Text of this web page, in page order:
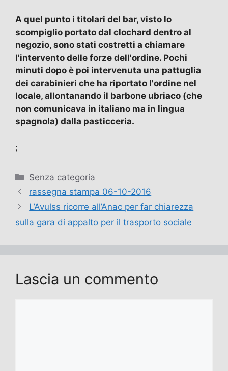
A quel punto i titolari del bar, visto lo
scompiglio portato dal clochard dentro al
negozio, sono stati costretti a chiamare
l'intervento delle forze dell'ordine. Pochi
minuti dopo è poi intervenuta una pattuglia
dei carabinieri che ha riportato l'ordine nel
locale, allontanando il barbone ubriaco (che
non comunicava in italiano ma in lingua
spagnola) dalla pasticceria.
;
Categorie
Senza categoria
rassegna stampa 06-10-2016
L’Avulss ricorre all’Anac per far chiarezza
sulla gara di appalto per il trasporto sociale
Lascia un commento